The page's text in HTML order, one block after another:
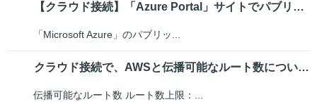
【クラウド接続】「Azure Portal」サイトでパブリックIPアドレス...
「Microsoft Azure」のパブリッ...
クラウド接続で、AWSと伝播可能なルート数について教えてください。
伝播可能なルート数 ルート数上限：...